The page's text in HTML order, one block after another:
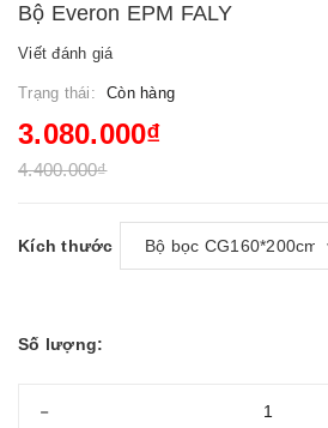
Bộ Everon EPM FALY
Viết đánh giá
Trạng thái: Còn hàng
3.080.000₫
4.400.000₫
Kích thước
Số lượng:
-